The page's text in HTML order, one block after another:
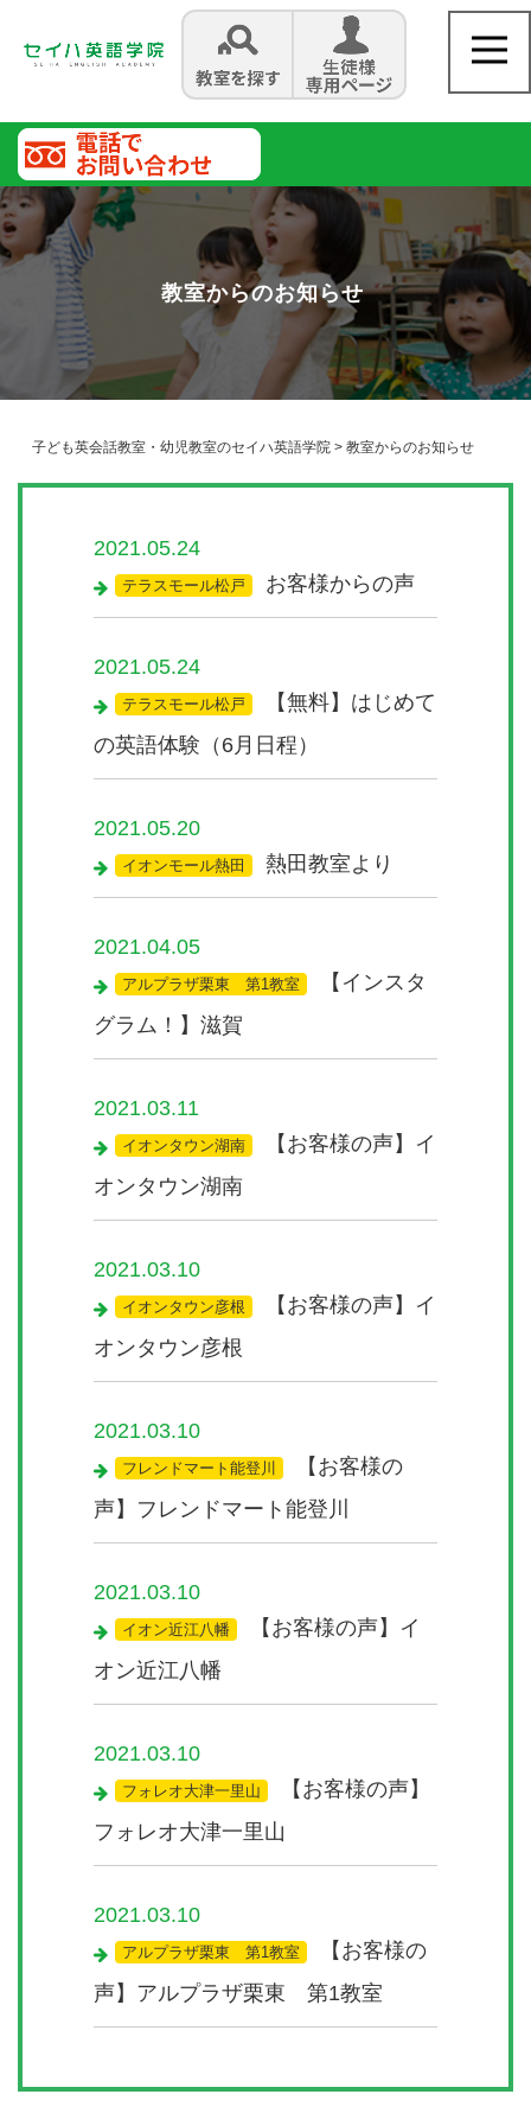
教室からのお知らせ
子ども英会話教室・幼児教室のセイハ英語学院 > 教室からのお知らせ
2021.05.24
テラスモール松戸 お客様からの声
2021.05.24
テラスモール松戸
【無料】はじめて
の英語体験（6月日程）
2021.05.20
イオンモール熱田 熱田教室より
2021.04.05
アルプラザ栗東 第1教室
【インスタ
グラム！】滋賀
2021.03.11
イオンタウン湖南
【お客様の声】イ
オンタウン湖南
2021.03.10
イオンタウン彦根
【お客様の声】イ
オンタウン彦根
2021.03.10
フレンドマート能登川
【お客様の
声】フレンドマート能登川
2021.03.10
イオン近江八幡
【お客様の声】イ
オン近江八幡
2021.03.10
フォレオ大津一里山
【お客様の声】
フォレオ大津一里山
2021.03.10
アルプラザ栗東 第1教室
【お客様の
声】アルプラザ栗東 第1教室